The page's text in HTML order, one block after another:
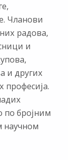
Чланови
радова,
и
и других
професија.
по бројним
научном